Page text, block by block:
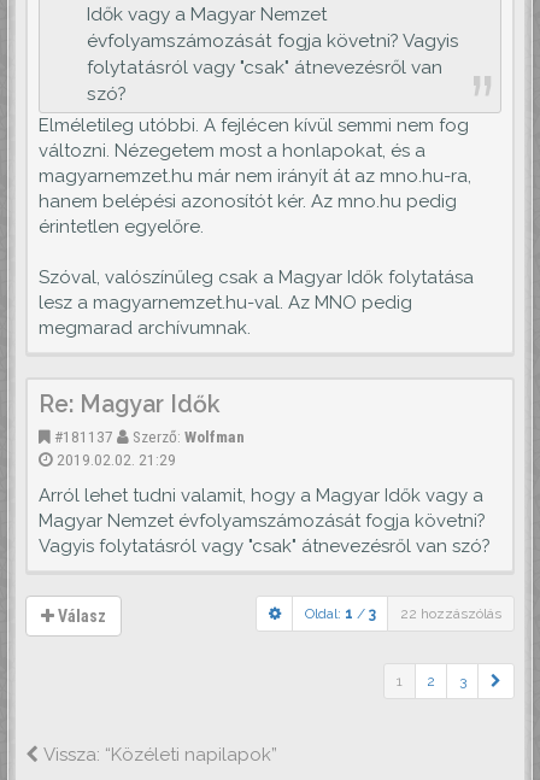
Idők vagy a Magyar Nemzet
évfolyamszámozását fogja követni? Vagyis
folytatásról vagy "csak" átnevezésről van
szó?
Elméletileg utóbbi. A fejlécen kívül semmi nem fog
változni. Nézegetem most a honlapokat, és a
magyarnemzet.hu már nem irányít át az mno.hu-ra,
hanem belépési azonosítót kér. Az mno.hu pedig
érintetlen egyelőre.
Szóval, valószínűleg csak a Magyar Idők folytatása
lesz a magyarnemzet.hu-val. Az MNO pedig
megmarad archívumnak.
Re: Magyar Idők
#181137 Szerző: Wolfman
2019.02.02. 21:29
Arról lehet tudni valamit, hogy a Magyar Idők vagy a
Magyar Nemzet évfolyamszámozását fogja követni?
Vagyis folytatásról vagy "csak" átnevezésről van szó?
Válasz Oldal: 1 / 3 22 hozzászólás
1 2 3
Vissza: “Közéleti napilapok”